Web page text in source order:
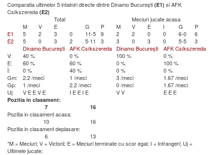
Comparatia ultimelor 5 intalniri directe dintre Dinamo București (E1) si AFK
Csíkszereda (E2)
Total
Meciuri jucate acasa
M
V E G P M V E I G
P
E1
5 2 3 0 11-5 9 2 2 0 0 6-0
6
E2
5 0 3 2 5-11 3 3 0 3 0 5-5
3
Dinamo București
AFK Csíkszereda Dinamo București
AFK Csíkszereda
V:
40 % 0 % 100 %
0 %
E:
60 % 60 % 0 %
100 %
Î:
0 % 40 % 0 %
0 %
Gm:
2.2 /meci 1 /meci 3 /meci
1.67 /meci
Gp:
1 /meci 2.2 /meci 0 /meci
1.67 /meci
Uj:
V E EV E I E E I E VV E E E
Pozitia in clasament:
7
16
Pozitia in clasament acasa:
10
16
Pozitia in clasament deplasare:
6
13
*M = Meciuri; V = Victorii; E = Meciuri terminate cu scor egal; I = Infrangeri; Uj =
Ultimele jucate;